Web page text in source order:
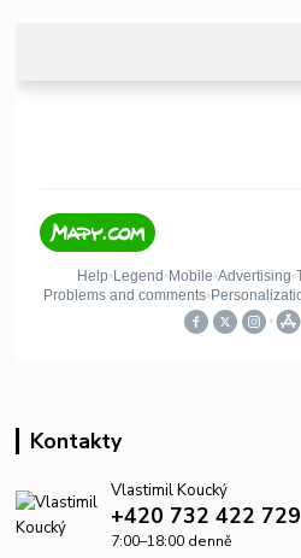
Kontakty
Vlastimil Koucký
+420 732 422 729
7:00–18:00 denně